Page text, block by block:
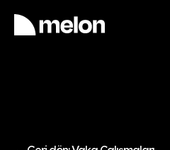
ÖNE ÇIKAN